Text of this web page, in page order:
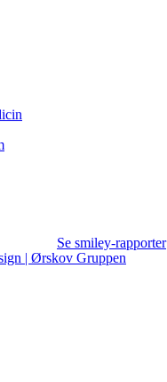
Se smiley-rapporter
| Ørskov Gruppen